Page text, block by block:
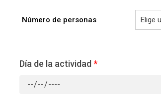
Número de personas
Día de la actividad *